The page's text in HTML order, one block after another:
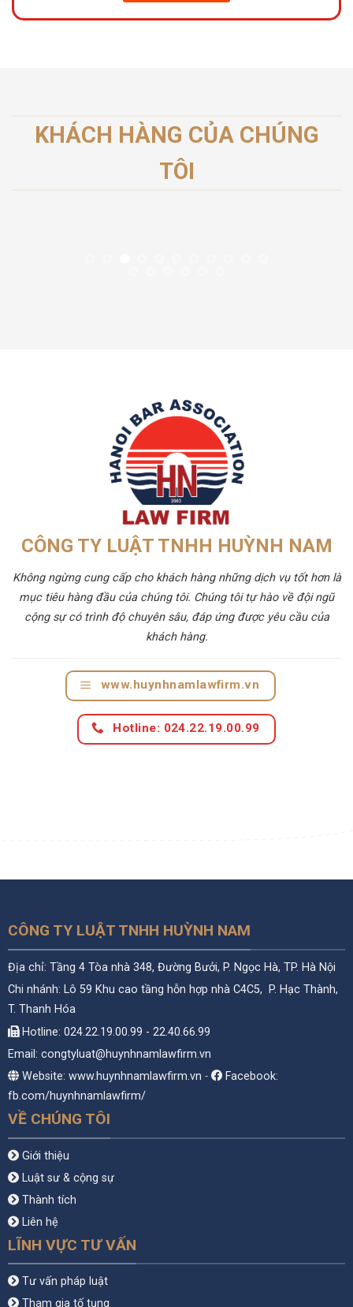
KHÁCH HÀNG CỦA CHÚNG
TÔI
CÔNG TY LUẬT TNHH HUỲNH NAM
Không ngừng cung cấp cho khách hàng những dịch vụ tốt hơn là
mục tiêu hàng đầu của chúng tôi. Chúng tôi tự hào về đội ngũ
cộng sự có trình độ chuyên sâu, đáp ứng được yêu cầu của
khách hàng.
www.huynhnamlawfirm.vn
Hotline: 024.22.19.00.99
CÔNG TY LUẬT TNHH HUỲNH NAM
Địa chỉ: Tầng 4 Tòa nhà 348, Đường Bưởi, P. Ngọc Hà, TP. Hà Nội
Chi nhánh: Lô 59 Khu cao tầng hỗn hợp nhà C4C5, P. Hạc Thành,
T. Thanh Hóa
Hotline: 024.22.19.00.99 - 22.40.66.99
Email: congtyluat@huynhnamlawfirm.vn
Website: www.huynhnamlawfirm.vn -
Facebook:
fb.com/huynhnamlawfirm/
VỀ CHÚNG TÔI
Giới thiệu
Luật sư & cộng sự
Thành tích
Liên hệ
LĨNH VỰC TƯ VẤN
Tư vấn pháp luật
Tham gia tố tụng